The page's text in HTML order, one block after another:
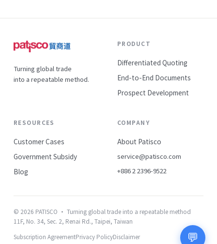
Turning global trade
into a repeatable method.
PRODUCT
Differentiated Quoting
End-to-End Documents
Prospect Development
RESOURCES
Customer Cases
Government Subsidy
Blog
COMPANY
About Patisco
service@patisco.com
+886 2 2396-9522
© 2026 PATISCO · Turning global trade into a repeatable method
11F, No. 34, Sec. 2, Renai Rd., Taipei, Taiwan
Subscription AgreementPrivacy PolicyDisclaimer 💬